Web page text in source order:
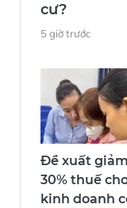
cư?
5 giờ trước
Đề xuất giảm
30% thuế
kinh doanh